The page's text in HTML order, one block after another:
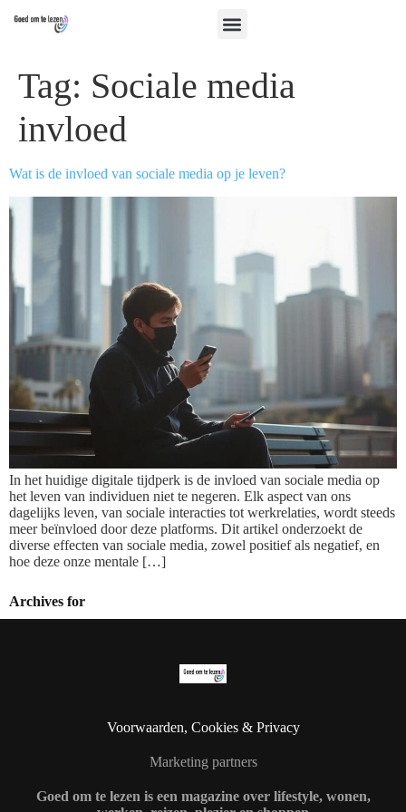
Tag: Sociale media
invloed
Wat is de invloed van sociale media op je leven?
In het huidige digitale tijdperk is de invloed van sociale media op
het leven van individuen niet te negeren. Elk aspect van ons
dagelijks leven, van sociale interacties tot werkrelaties, wordt steeds
meer beïnvloed door deze platforms. Dit artikel onderzoekt de
diverse effecten van sociale media, zowel positief als negatief, en
hoe deze onze mentale […]
Archives for
Voorwaarden, Cookies & Privacy
Marketing partners
Goed om te lezen is een magazine over lifestyle, wonen,